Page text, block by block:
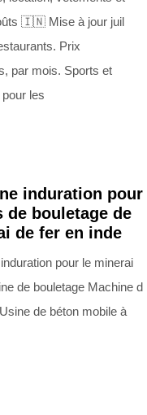
🇮🇳 Mise à jour juil
Prix
par mois. Sports et
les
induration pour
de bouletage de
de fer en inde
pour le minerai
de bouletage Machine d
de béton mobile à